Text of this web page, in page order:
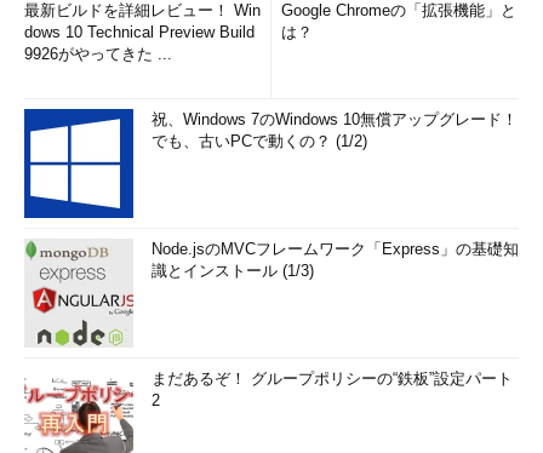
WEI Viewer（WEBMARKS.INFO）
ッグ＆ドロップすればよい。［システム］プロパティ画面のよう
にインデックス値が表示される。
最新ビルドを詳細レビュー！ Win
dows 10 Technical Preview Build
9926がやってきた ...
Google Chromeの「拡張機能」と
は？
祝、Windows 7のWindows 10無償アップグレード！
でも、古いPCで動くの？ (1/2)
Node.jsのMVCフレームワーク「Express」の基礎知
識とインストール (1/3)
まだあるぞ！ グループポリシーの“鉄板”設定パート
2